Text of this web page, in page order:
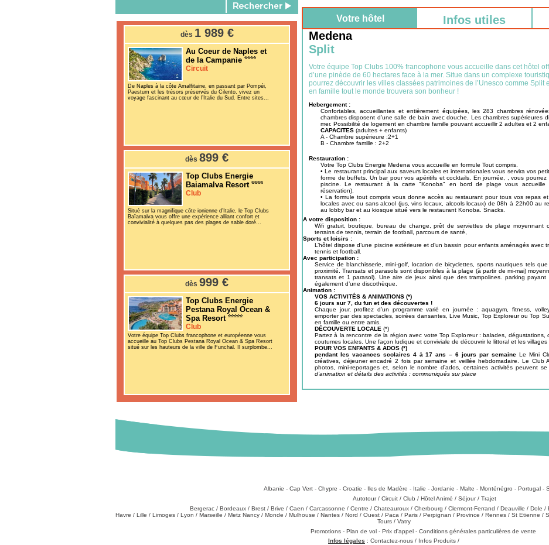
dès 1 989 €
Au Coeur de Naples et
de la Campanie
Circuit
De Naples à la côte Amalfitaine, en passant par Pompéi,
Paestum et les trésors préservés du Cilento, vivez un
voyage fascinant au cœur de l’Italie du Sud. Entre sites...
dès 899 €
Top Clubs Energie
Baiamalva Resort
Club
Situé sur la magnifique côte ionienne d’Italie, le Top Clubs
Baïamalva vous offre une expérience alliant confort et
convivialité à quelques pas des plages de sable doré...
dès 999 €
Top Clubs Energie
Pestana Royal Ocean &
Spa Resort
Club
Votre équipe Top Clubs francophone et européenne vous
accueille au Top Clubs Pestana Royal Ocean & Spa Resort
situé sur les hauteurs de la ville de Funchal. Il surplombe...
Votre hôtel Infos utiles
Medena
Split
Votre équipe Top Clubs 100% francophone vous accueille dans cet hôtel
d’une pinède de 60 hectares face à la mer. Situe dans un complexe
pourrez découvrir les villes classées patrimoines de l’Unesco comme Split
en famille tout le monde trouvera son bonheur !
Hebergement :
Confortables, accueillantes et entièrement équipées, les 283 chambres
chambres disposent d’une salle de bain avec douche. Les chambres supérieures
mer. Possibilité de logement en chambre famille pouvant accueillir 2 adultes et 2
CAPACITES (adultes + enfants)
A - Chambre supérieure :2+1
B - Chambre famille : 2+2
Restauration :
Votre Top Clubs Energie Medena vous accueille en formule Tout compris.
• Le restaurant principal aux saveurs locales et internationales vous servira vos
forme de buffets. Un bar pour vos apéritifs et cocktails. En journée, , vous
piscine. Le restaurant à la carte "Konoba" en bord de plage vous accueille
réservation).
• La formule tout compris vous donne accès au restaurant pour tous vos repas
locales avec ou sans alcool (jus, vins locaux, alcools locaux) de 08h à 22h00 au
au lobby bar et au kiosque situé vers le restaurant Konoba. Snacks.
A votre disposition :
Wifi gratuit, boutique, bureau de change, prêt de serviettes de plage moyennant
terrains de tennis, terrain de football, parcours de santé,
Sports et loisirs :
L’hôtel dispose d’une piscine extérieure et d’un bassin pour enfants aménagés avec
tennis et football.
Avec participation :
Service de blanchisserie, mini-golf, location de bicyclettes, sports nautiques tels
proximité. Transats et parasols sont disponibles à la plage (à partir de mi-mai)
transats et 1 parasol). Une aire de jeux ainsi que des trampolines. parking payant
également d’une discothèque.
Animation :
VOS ACTIVITÉS & ANIMATIONS (*)
6 jours sur 7, du fun et des découvertes !
Chaque jour, profitez d’un programme varié en journée : aquagym, fitness,
emporter par des spectacles, soirées dansantes, Live Music, Top Exploreur ou Top
en famille ou entre amis.
DÉCOUVERTE LOCALE (*)
Partez à la rencontre de la région avec votre Top Exploreur : balades, dégustations,
coutumes locales. Une façon ludique et conviviale de découvrir le littoral et les villages
POUR VOS ENFANTS & ADOS (*)
pendant les vacances scolaires 4 à 17 ans – 6 jours par semaine Le Mini
créatives, déjeuner encadré 2 fois par semaine et veillée hebdomadaire. Le Club
photos, mini-reportages et, selon le nombre d’ados, certaines activités peuvent
d’animation et détails des activités : communiqués sur place
Albanie - Cap Vert- Chypre - Croatie - Iles de Madère - Italie - Jordanie - Malte - Monténégro - Portugal-
Autotour/ Circuit / Club / Hôtel Animé / Séjour/ Trajet
Bergerac / Bordeaux / Brest / Brive / Caen / Carcassonne / Centre / Chateauroux / Cherbourg / Clermont-Ferrand / Deauville / Dole /
Havre / Lille / Limoges / Lyon / Marseille / Metz Nancy / Monde / Mulhouse / Nantes / Nord / Ouest / Paca / Paris / Perpignan / Province / Rennes / St Etienne /
Tours/ Vatry
Promotions - Plan de vol - Prix d'appel - Conditions générales particulières de vente
Infos légales : Contactez-nous / Infos Produits /